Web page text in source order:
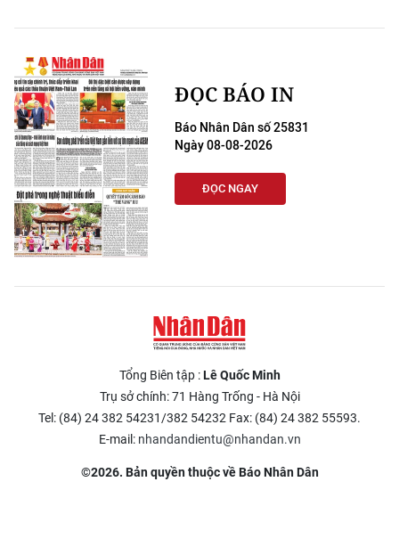
ĐỌC BÁO IN
Báo Nhân Dân số 25831
Ngày 08-08-2026
ĐỌC NGAY
Tổng Biên tập :Lê Quốc Minh
Trụ sở chính: 71 Hàng Trống - Hà Nội
Tel: (84) 24 382 54231/382 54232 Fax: (84) 24 382 55593.
E-mail: nhandandientu@nhandan.vn
©2026. Bản quyền thuộc về Báo Nhân Dân